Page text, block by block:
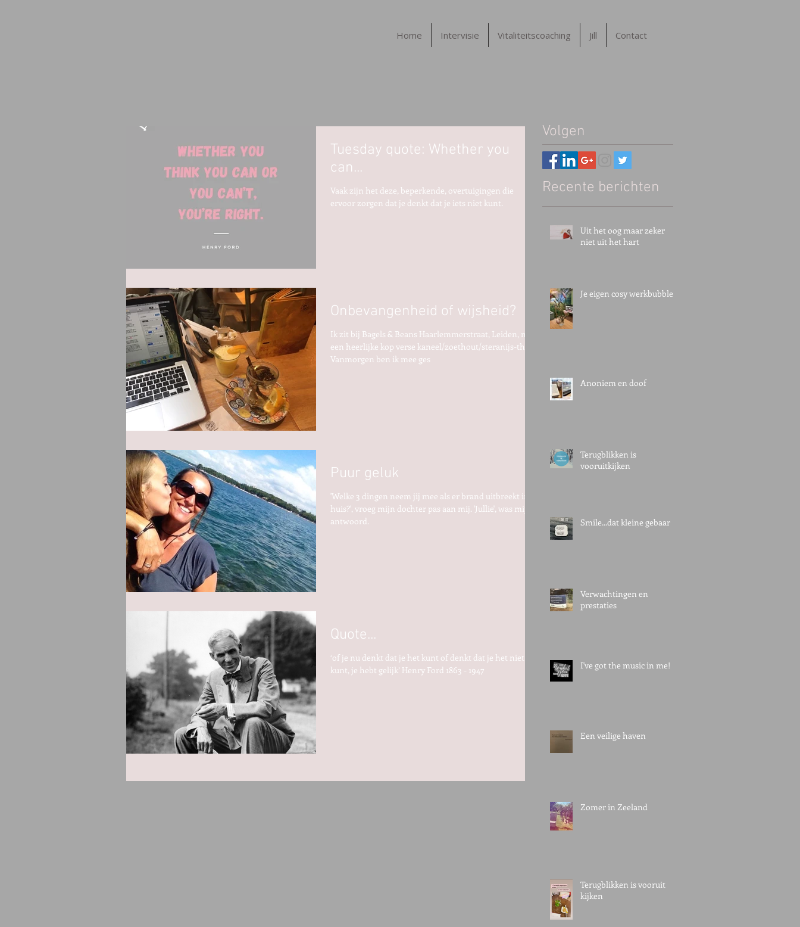
Home Intervisie Vitaliteitscoaching Jill Contact
Tuesday quote: Whether you
can...
Vaak zijn het deze, beperkende, overtuigingen die
ervoor zorgen dat je denkt dat je iets niet kunt.
Onbevangenheid of wijsheid?
Ik zit bij Bagels & Beans Haarlemmerstraat, Leiden, met
een heerlijke kop verse kaneel/zoethout/steranijs-thee.
Vanmorgen ben ik mee ges
Puur geluk
'Welke 3 dingen neem jij mee als er brand uitbreekt in
huis?', vroeg mijn dochter pas aan mij. 'Jullie', was mijn
antwoord.
Quote...
‘of je nu denkt dat je het kunt of denkt dat je het niet
kunt, je hebt gelijk’ Henry Ford 1863 - 1947
Volgen
Recente berichten
Uit het oog maar zeker
niet uit het hart
Je eigen cosy werkbubble
Anoniem en doof
Terugblikken is
vooruitkijken
Smile...dat kleine gebaar
Verwachtingen en
prestaties
I've got the music in me!
Een veilige haven
Zomer in Zeeland
Terugblikken is vooruit
kijken